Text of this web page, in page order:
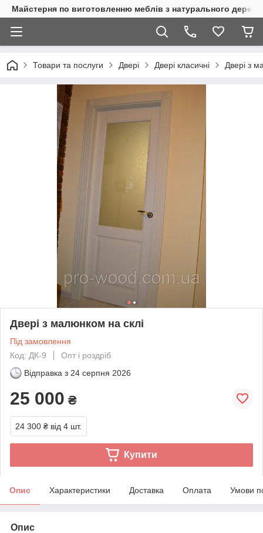
Майстерня по виготовленню меблів з натурального
Товари та послуги Двері Двері класичні Двері з
Двері з малюнком на склі
Під замовлення
Код: ДК-9
Опт і роздріб
Відправка з 24 серпня 2026
25 000 ₴
24 300 ₴ від 4 шт.
Купити
Опис Характеристики Доставка Оплата Умови
Опис